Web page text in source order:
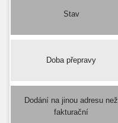
Stav
Doba přepravy
Dodání na jinou adresu než
fakturační